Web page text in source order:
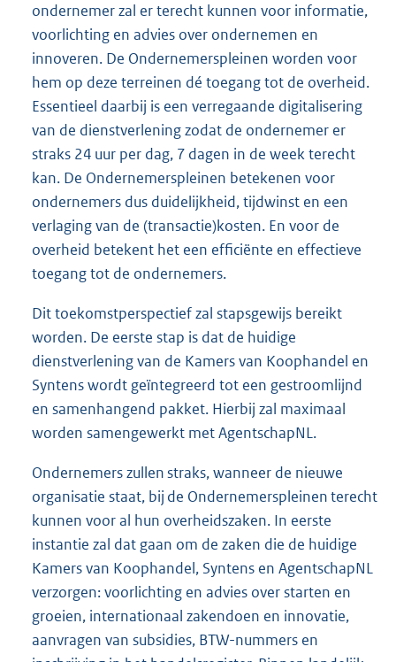
ondernemer zal er terecht kunnen voor informatie,
voorlichting en advies over ondernemen en
innoveren. De Ondernemerspleinen worden voor
hem op deze terreinen dé toegang tot de overheid.
Essentieel daarbij is een verregaande digitalisering
van de dienstverlening zodat de ondernemer er
straks 24 uur per dag, 7 dagen in de week terecht
kan. De Ondernemerspleinen betekenen voor
ondernemers dus duidelijkheid, tijdwinst en een
verlaging van de (transactie)kosten. En voor de
overheid betekent het een efficiënte en effectieve
toegang tot de ondernemers.
Dit toekomstperspectief zal stapsgewijs bereikt
worden. De eerste stap is dat de huidige
dienstverlening van de Kamers van Koophandel en
Syntens wordt geïntegreerd tot een gestroomlijnd
en samenhangend pakket. Hierbij zal maximaal
worden samengewerkt met AgentschapNL.
Ondernemers zullen straks, wanneer de nieuwe
organisatie staat, bij de Ondernemerspleinen terecht
kunnen voor al hun overheidszaken. In eerste
instantie zal dat gaan om de zaken die de huidige
Kamers van Koophandel, Syntens en AgentschapNL
verzorgen: voorlichting en advies over starten en
groeien, internationaal zakendoen en innovatie,
aanvragen van subsidies, BTW-nummers en